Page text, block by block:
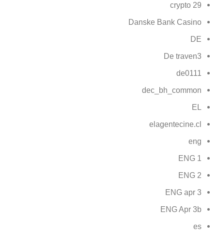
crypto 29
Danske Bank Casino
DE
De traven3
de0111
dec_bh_common
EL
elagentecine.cl
eng
ENG 1
ENG 2
ENG apr 3
ENG Apr 3b
es